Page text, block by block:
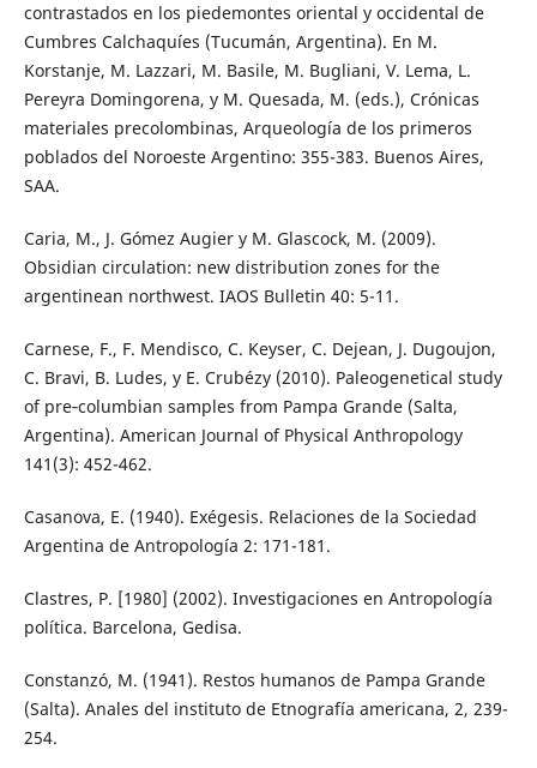
contrastados en los piedemontes oriental y occidental de
Cumbres Calchaquíes (Tucumán, Argentina). En M.
Korstanje, M. Lazzari, M. Basile, M. Bugliani, V. Lema, L.
Pereyra Domingorena, y M. Quesada, M. (eds.), Crónicas
materiales precolombinas, Arqueología de los primeros
poblados del Noroeste Argentino: 355-383. Buenos Aires,
SAA.
Caria, M., J. Gómez Augier y M. Glascock, M. (2009).
Obsidian circulation: new distribution zones for the
argentinean northwest. IAOS Bulletin 40: 5-11.
Carnese, F., F. Mendisco, C. Keyser, C. Dejean, J. Dugoujon,
C. Bravi, B. Ludes, y E. Crubézy (2010). Paleogenetical study
of pre‐columbian samples from Pampa Grande (Salta,
Argentina). American Journal of Physical Anthropology
141(3): 452-462.
Casanova, E. (1940). Exégesis. Relaciones de la Sociedad
Argentina de Antropología 2: 171-181.
Clastres, P. [1980] (2002). Investigaciones en Antropología
política. Barcelona, Gedisa.
Constanzó, M. (1941). Restos humanos de Pampa Grande
(Salta). Anales del instituto de Etnografía americana, 2, 239-
254.